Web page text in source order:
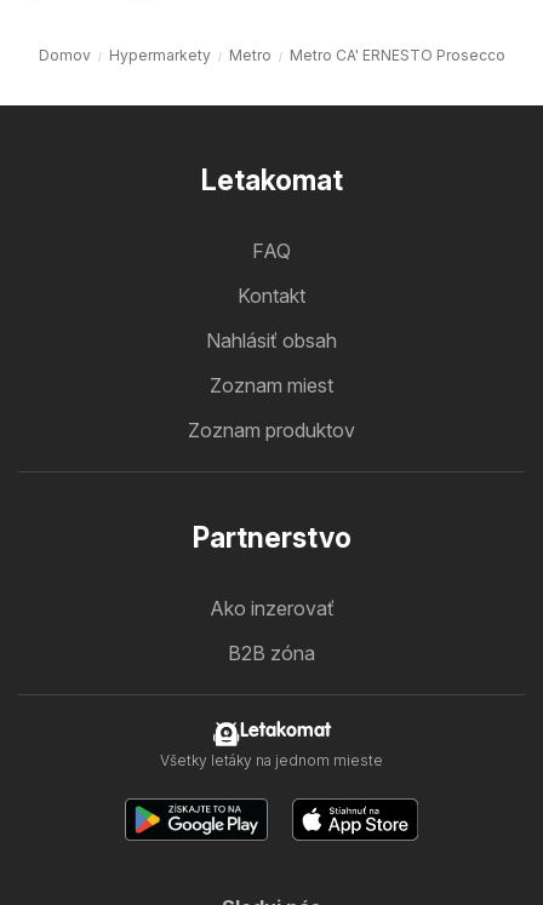
Domov Hypermarkety Metro Metro CA' ERNESTO Prosecco
Letakomat
FAQ
Kontakt
Nahlásiť obsah
Zoznam miest
Zoznam produktov
Partnerstvo
Ako inzerovať
B2B zóna
Letakomat
Všetky letáky na jednom mieste